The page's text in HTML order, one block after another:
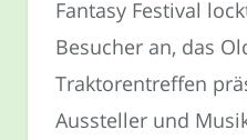
Fantasy Festival
Besucher an, das
Traktorentreffen
Aussteller und